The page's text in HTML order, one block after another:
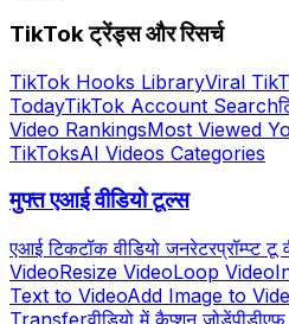
TikTok ट्रेंड्स और रिसर्च
TikTok Hooks LibraryViral
TodayTikTok Account Search
Video RankingsMost Viewed
TikToksAI Videos Categories
मुफ्त एआई वीडियो टूल्स
एआई टिकटॉक वीडियो जनरेटरप्रॉम्प्ट टू
VideoResize VideoLoop Video
Text to VideoAdd Image to
Transferवीडियो में कैप्शन जोड़ें